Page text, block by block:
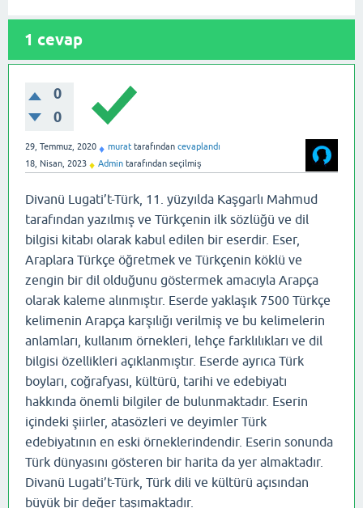
1 cevap
0
0
29, Temmuz, 2020 ♦ murat tarafından cevaplandı
18, Nisan, 2023 ♦ Admin tarafından seçilmiş
Divanü Lugati’t-Türk, 11. yüzyılda Kaşgarlı Mahmud
tarafından yazılmış ve Türkçenin ilk sözlüğü ve dil
bilgisi kitabı olarak kabul edilen bir eserdir. Eser,
Araplara Türkçe öğretmek ve Türkçenin köklü ve
zengin bir dil olduğunu göstermek amacıyla Arapça
olarak kaleme alınmıştır. Eserde yaklaşık 7500 Türkçe
kelimenin Arapça karşılığı verilmiş ve bu kelimelerin
anlamları, kullanım örnekleri, lehçe farklılıkları ve dil
bilgisi özellikleri açıklanmıştır. Eserde ayrıca Türk
boyları, coğrafyası, kültürü, tarihi ve edebiyatı
hakkında önemli bilgiler de bulunmaktadır. Eserin
içindeki şiirler, atasözleri ve deyimler Türk
edebiyatının en eski örneklerindendir. Eserin sonunda
Türk dünyasını gösteren bir harita da yer almaktadır.
Divanü Lugati’t-Türk, Türk dili ve kültürü açısından
büyük bir değer taşımaktadır.